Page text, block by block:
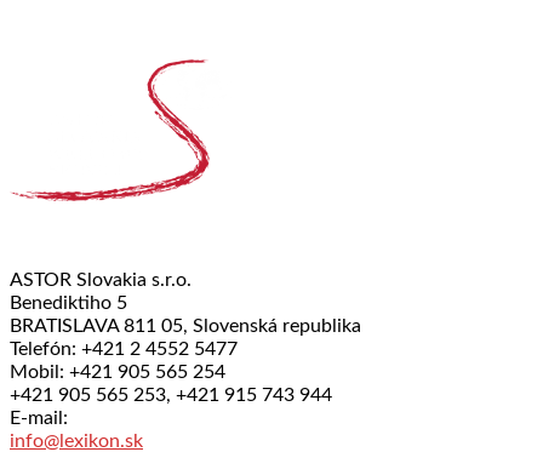
ASTOR Slovakia s.r.o.
Benediktiho 5
BRATISLAVA 811 05, Slovenská republika
Telefón: +421 2 4552 5477
Mobil: +421 905 565 254
+421 905 565 253, +421 915 743 944
E-mail:
info@lexikon.sk